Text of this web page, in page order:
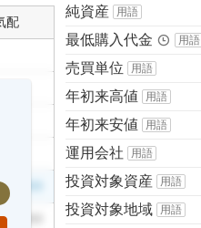
配
純資産
用語
最低購入代金 用語
売買単位 用語
年初来高値 用語
年初来安値 用語
運用会社 用語
投資対象資産
用語
投資対象地域
用語